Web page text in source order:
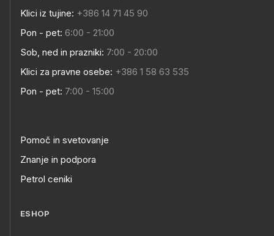
Klici iz tujine: +386 14 71 45 90
Pon - pet: 6:00 - 21:00
Sob, ned in prazniki: 7:00 - 20:00
Klici za pravne osebe: +386 1 58 63 535
Pon - pet: 7:00 - 15:00
Pomoč in svetovanje
Znanje in podpora
Petrol ceniki
ESHOP